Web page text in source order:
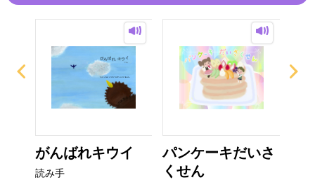
がんばれキウイ
読み手
パンケーキだいさ
くせん